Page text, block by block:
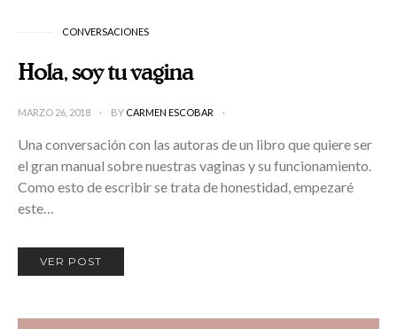
CONVERSACIONES
Hola, soy tu vagina
MARZO 26, 2018 BY CARMEN ESCOBAR
Una conversación con las autoras de un libro que quiere ser
el gran manual sobre nuestras vaginas y su funcionamiento.
Como esto de escribir se trata de honestidad, empezaré
este…
VER POST